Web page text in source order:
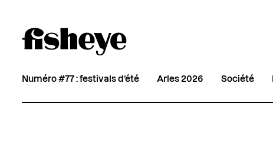
Numéro #77 : festivals d’été Arles 2026 Société